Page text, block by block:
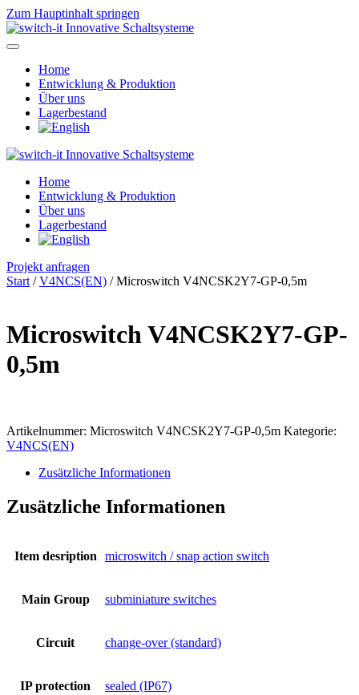
Zum Hauptinhalt springen
Home
Entwicklung & Produktion
Über uns
Lagerbestand
Home
Entwicklung & Produktion
Über uns
Lagerbestand
Projekt anfragen
Start /V4NCS(EN) / Microswitch V4NCSK2Y7-GP-0,5m
Microswitch V4NCSK2Y7-GP-
0,5m
Artikelnummer: Microswitch V4NCSK2Y7-GP-0,5m Kategorie:
V4NCS(EN)
Zusätzliche Informationen
Zusätzliche Informationen
Item desription microswitch / snap action switch
Main Group subminiature switches
Circuit change-over (standard)
IP protection sealed (IP67)